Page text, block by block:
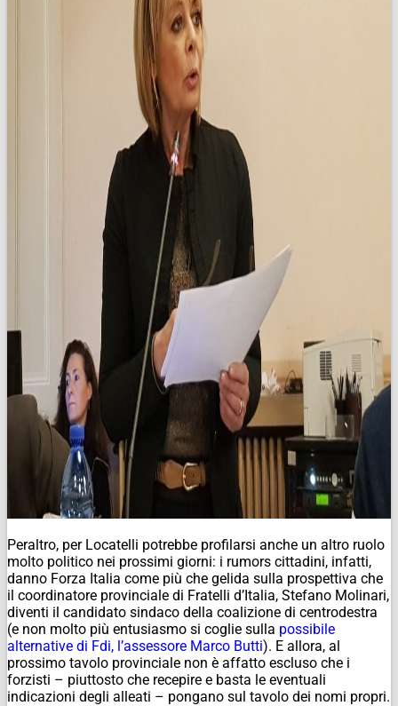
Peraltro, per Locatelli potrebbe profilarsi anche un altro ruolo
molto politico nei prossimi giorni: i rumors cittadini, infatti,
danno Forza Italia come più che gelida sulla prospettiva che
il coordinatore provinciale di Fratelli d’Italia, Stefano Molinari,
diventi il candidato sindaco della coalizione di centrodestra
(e non molto più entusiasmo si coglie sulla possibile
alternative di Fdi, l’assessore Marco Butti). E allora, al
prossimo tavolo provinciale non è affatto escluso che i
forzisti – piuttosto che recepire e basta le eventuali
indicazioni degli alleati – pongano sul tavolo dei nomi propri.